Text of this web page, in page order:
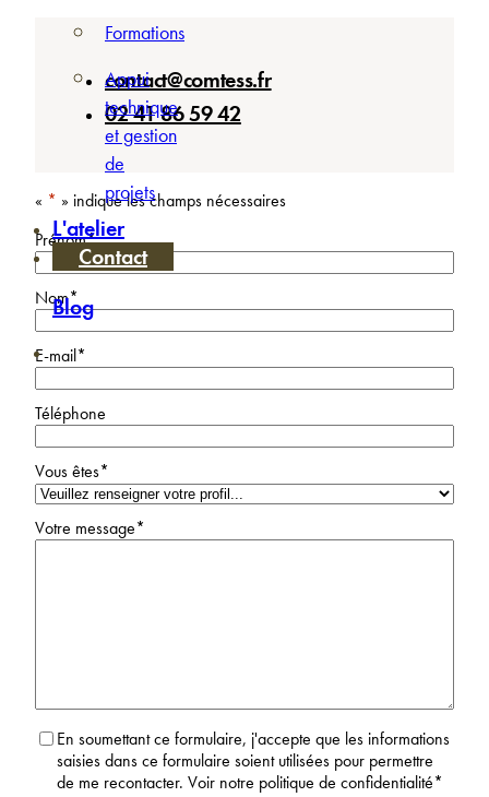
Formations
Appui
technique
et gestion
de
projets
L'atelier
Contact
Blog
contact@comtess.fr
02 41 86 59 42
« * » indique les champs nécessaires
Prénom*
Nom*
E-mail*
Téléphone
Vous êtes*
Votre message*
RGPD *
En soumettant ce formulaire, j'accepte que les informations
saisies dans ce formulaire soient utilisées pour permettre
de me recontacter. Voir notre politique de confidentialité*